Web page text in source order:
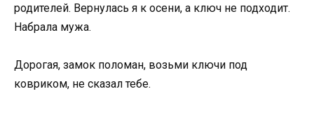
родителей. Вернулась я к осени, а ключ не подходит.
Набрала мужа.
Дорогая, замок поломан, возьми ключи под
ковриком, не сказал тебе.